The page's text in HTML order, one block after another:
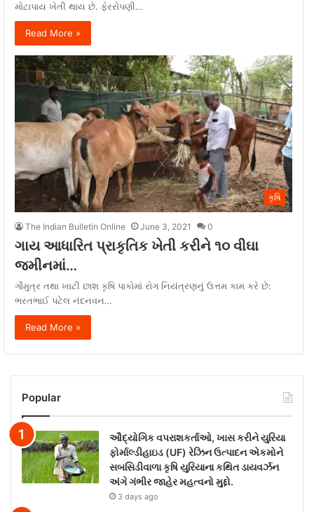
મોટાપાય ખેતી થાય છે. ફેરરોપણી…
Read More »
કૃષિ
The Indian Bulletin Online June 3, 2021 0
ગાય આધારિત પ્રાકૃતિક ખેતી કરીને ૧૦ વીઘા
જમીનમાં…
ગૌમુત્ર તથા ખાટી છાશ કૃષિ પાકોમાં રોગ નિયંત્રણનું ઉત્તમ કામ કરે છે:
ભરતભાઈ પટેલ નંદનવન…
Read More »
Popular
ઔદ્યોગિક વપરાશકર્તાઓ, ખાસ કરીને યુરિયા
ફોર્માલ્ડીહાઇડ (UF) રેઝિન ઉત્પાદન એકમોને
સબસિડીવાળા કૃષિ યુરિયાના કથિત ડાયવર્ઝન
અંગે ગંભીર જાહેર મહત્વનો મુદ્દો.
3 days ago